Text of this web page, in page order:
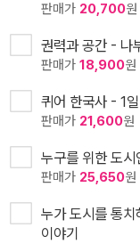
판매가 20,700원
권력과 공간 - 나
판매가 18,900원
퀴어 한국사 - 1
판매가 21,600원
누구를 위한 도
판매가 25,650원
누가 도시를 통
이야기